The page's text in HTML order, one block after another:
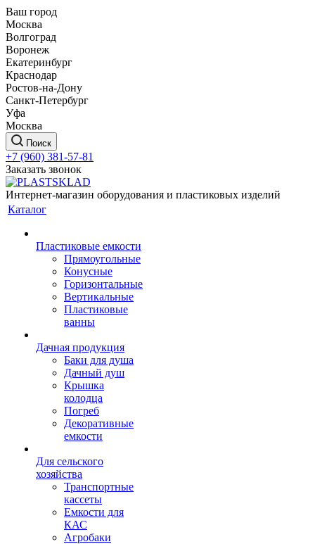
Ваш город
Москва
Волгоград
Воронеж
Екатеринбург
Краснодар
Ростов-на-Дону
Санкт-Петербург
Уфа
Москва
Поиск
+7 (960) 381-57-81
Заказать звонок
Интернет-магазин оборудования и пластиковых изделий
Каталог
Пластиковые емкости
Прямоугольные
Конусные
Горизонтальные
Вертикальные
Пластиковые
ванны
Дачная продукция
Баки для душа
Дачный душ
Крышка
колодца
Погреб
Декоративные
емкости
Для сельского
хозяйства
Транспортные
кассеты
Емкости для
КАС
Агробаки